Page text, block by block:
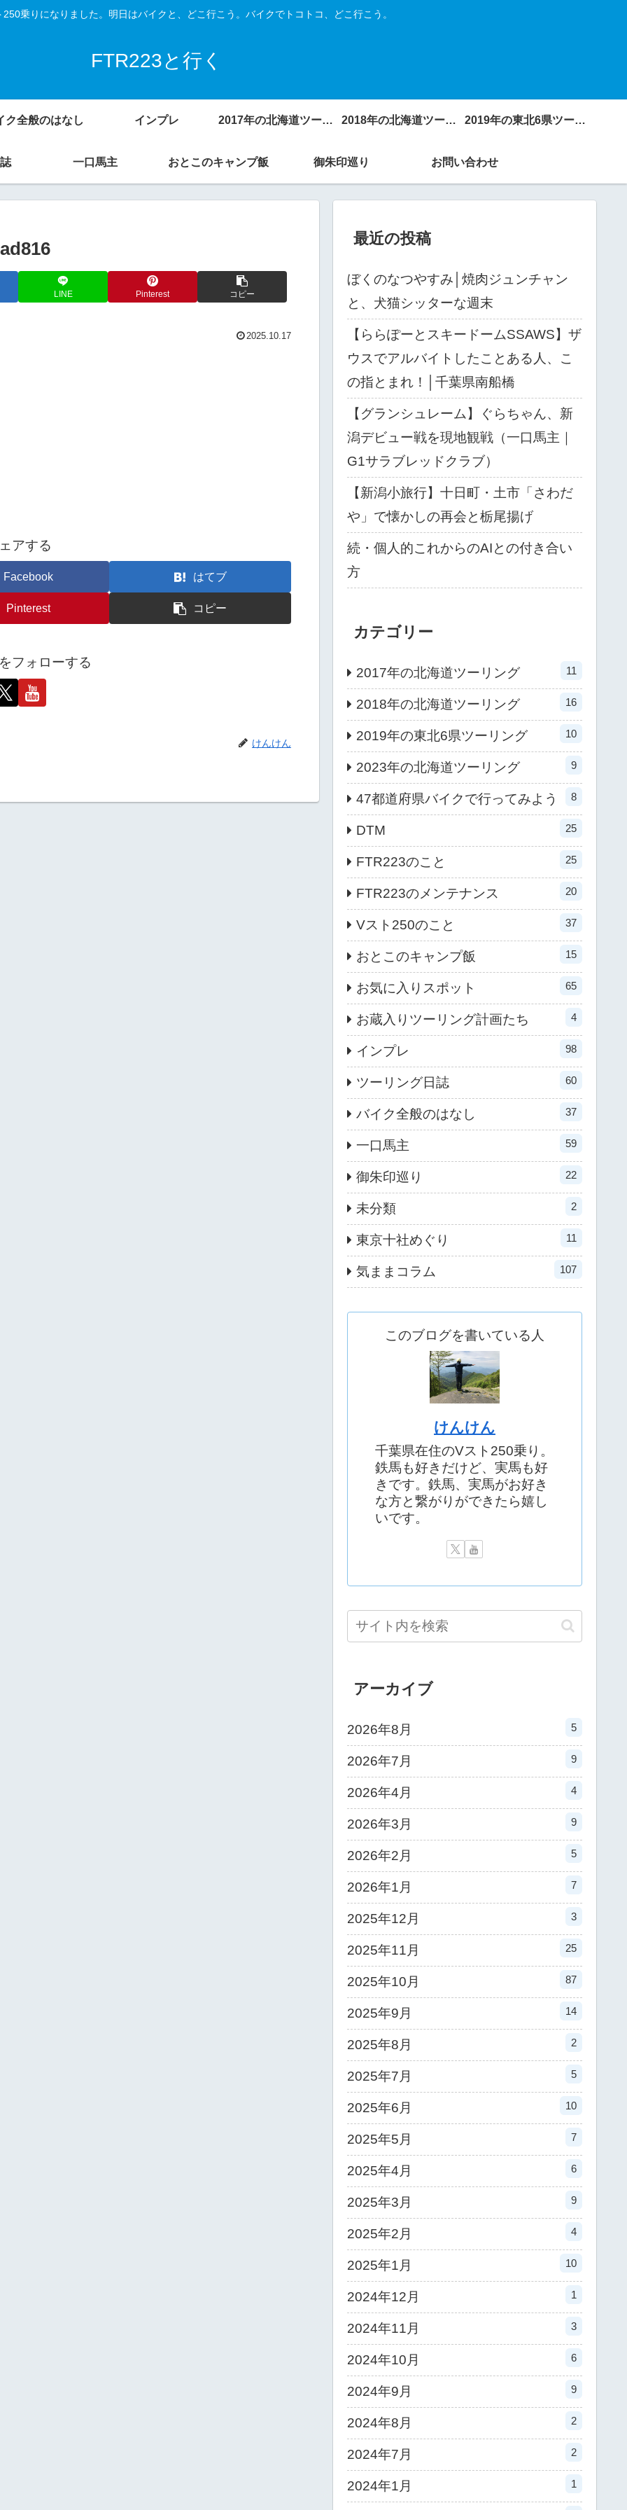
乗りになりました。明日はバイクと、どこ行こう。バイクでトコトコ、どこ行こう。
FTR223と行く
ク全般のはなし インプレ 2017年の北海道ツーリング 2018年の北海道ツーリング 2019年の東北6県ツーリング
一口馬主 おとこのキャンプ飯 御朱印巡り お問い合わせ
LINE Pinterest コピー
2025.10.17
アする
Facebook はてブ
Pinterest コピー
フォローする
けんけん
最近の投稿
ぼくのなつやすみ│焼肉ジュンチャン
と、犬猫シッターな週末
【ららぽーとスキードームSSAWS】ザ
ウスでアルバイトしたことある人、こ
の指とまれ！│千葉県南船橋
【グランシュレーム】ぐらちゃん、新
潟デビュー戦を現地観戦（一口馬主｜
G1サラブレッドクラブ）
【新潟小旅行】十日町・土市「さわだ
や」で懐かしの再会と栃尾揚げ
続・個人的これからのAIとの付き合い
方
カテゴリー
2017年の北海道ツーリング 11
2018年の北海道ツーリング 16
2019年の東北6県ツーリング 10
2023年の北海道ツーリング 9
47都道府県バイクで行ってみよう 8
DTM 25
FTR223のこと 25
FTR223のメンテナンス 20
Vスト250のこと 37
おとこのキャンプ飯 15
お気に入りスポット 65
お蔵入りツーリング計画たち 4
インプレ 98
ツーリング日誌 60
バイク全般のはなし 37
一口馬主 59
御朱印巡り 22
未分類 2
東京十社めぐり 11
気ままコラム 107
このブログを書いている人
けんけん
千葉県在住のVスト250乗り。
鉄馬も好きだけど、実馬も好
きです。鉄馬、実馬がお好き
な方と繋がりができたら嬉し
いです。
アーカイブ
2026年8月 5
2026年7月 9
2026年4月 4
2026年3月 9
2026年2月 5
2026年1月 7
2025年12月 3
2025年11月 25
2025年10月 87
2025年9月 14
2025年8月 2
2025年7月 5
2025年6月 10
2025年5月 7
2025年4月 6
2025年3月 9
2025年2月 4
2025年1月 10
2024年12月 1
2024年11月 3
2024年10月 6
2024年9月 9
2024年8月 2
2024年7月 2
2024年1月 1